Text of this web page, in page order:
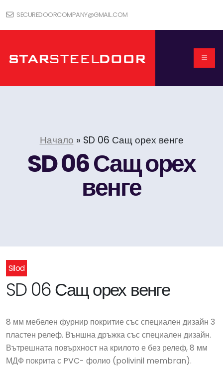
SECUREDOORCOMPANY@GMAIL.COM
Начало » SD 06 Сащ орех венге
SD 06 Сащ орех
венге
Silod
SD 06 Сащ орех венге
8 мм мебелен фурнир покритие със специален дизайн 3
пластен релеф. Външна дръжка със специален дизайн.
Вътрешната повърхност на крилото е без релеф, 8 мм
МДФ покрита с PVC- фолио (polivinil membran).